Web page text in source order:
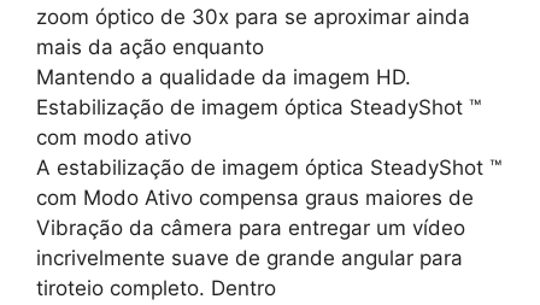
zoom óptico de 30x para se aproximar ainda
mais da ação enquanto
Mantendo a qualidade da imagem HD.
Estabilização de imagem óptica SteadyShot ™
com modo ativo
A estabilização de imagem óptica SteadyShot ™
com Modo Ativo compensa graus maiores de
Vibração da câmera para entregar um vídeo
incrivelmente suave de grande angular para
tiroteio completo. Dentro